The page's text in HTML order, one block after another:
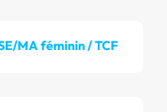
MA féminin / TCF